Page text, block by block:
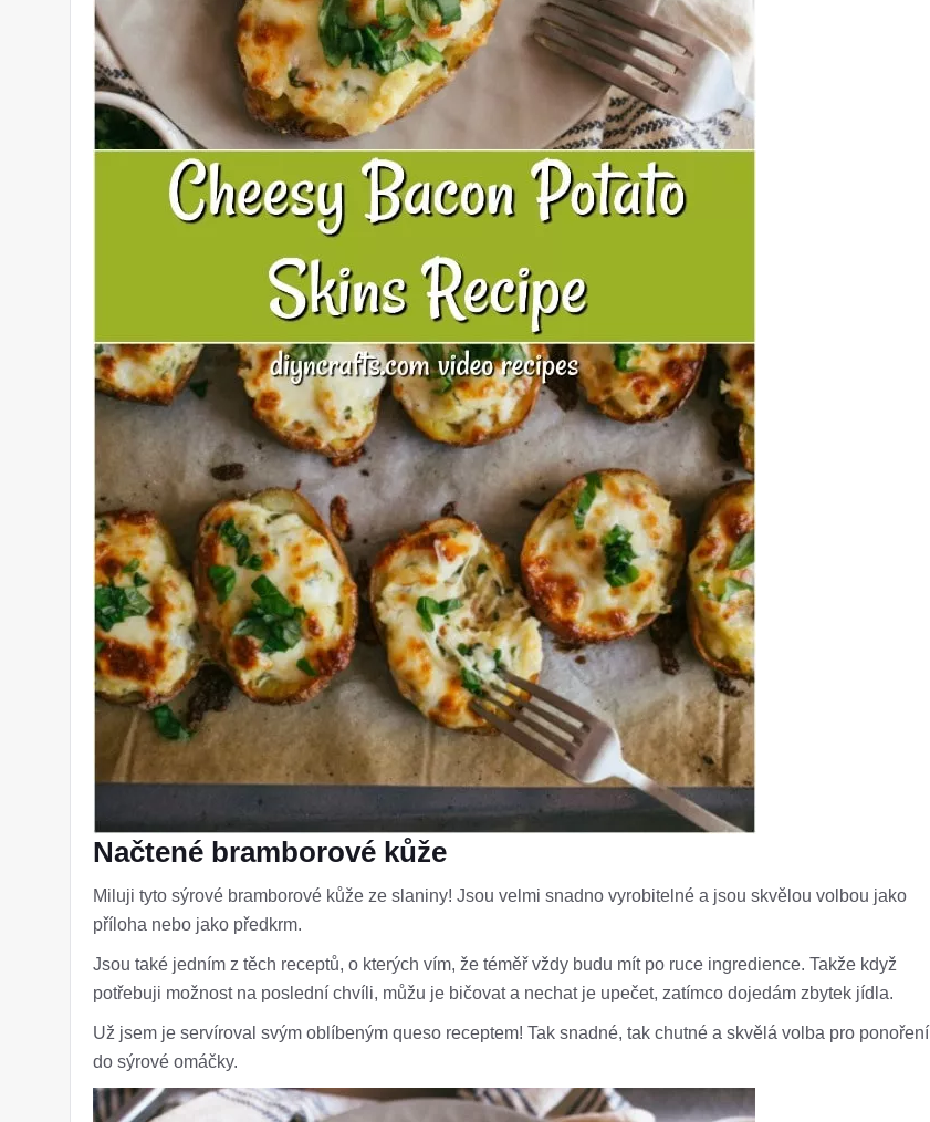
Načtené bramborové kůže
Miluji tyto sýrové bramborové kůže ze slaniny! Jsou velmi snadno vyrobitelné a jsou skvělou volbou jako
příloha nebo jako předkrm.
Jsou také jedním z těch receptů, o kterých vím, že téměř vždy budu mít po ruce ingredience. Takže když
potřebuji možnost na poslední chvíli, můžu je bičovat a nechat je upečet, zatímco dojedám zbytek jídla.
Už jsem je servíroval svým oblíbeným queso receptem! Tak snadné, tak chutné a skvělá volba pro ponoření
do sýrové omáčky.